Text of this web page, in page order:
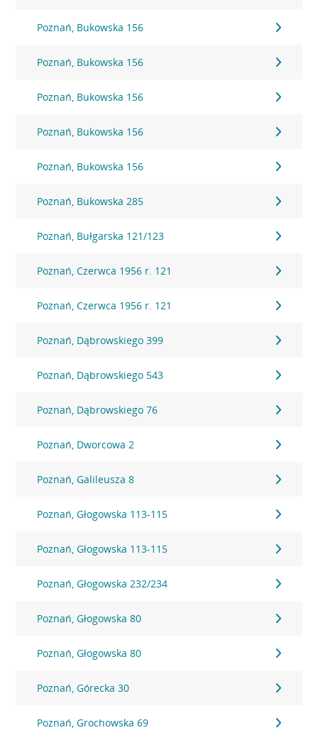
Poznań, Bukowska 156
Poznań, Bukowska 156
Poznań, Bukowska 156
Poznań, Bukowska 156
Poznań, Bukowska 156
Poznań, Bukowska 285
Poznań, Bułgarska 121/123
Poznań, Czerwca 1956 r. 121
Poznań, Czerwca 1956 r. 121
Poznań, Dąbrowskiego 399
Poznań, Dąbrowskiego 543
Poznań, Dąbrowskiego 76
Poznań, Dworcowa 2
Poznań, Galileusza 8
Poznań, Głogowska 113-115
Poznań, Głogowska 113-115
Poznań, Głogowska 232/234
Poznań, Głogowska 80
Poznań, Głogowska 80
Poznań, Górecka 30
Poznań, Grochowska 69